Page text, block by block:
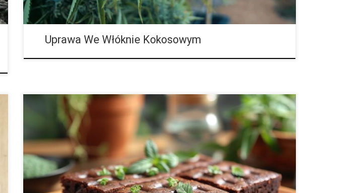
Uprawa We Włóknie Kokosowym
Jak przygotować brownie z marihuaną – przepis i zasady bezpiecznego spożycia
Marihuana coraz częściej gości nie tylko w aptekach, ale także w kuchniach –
zarówno tych profesjonalnych, jak i domowych. Jej kulinarne zastosowanie zyskuje na
popularności dzięki możliwości przygotowywania deserów i potraw, które łączą
przyjemność jedzenia z efektami działania konopi. Jednym z najczęściej wybieranych